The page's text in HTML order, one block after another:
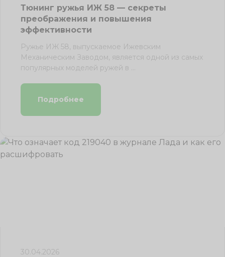
Тюнинг ружья ИЖ 58 — секреты
преображения и повышения
эффективности
Ружье ИЖ 58, выпускаемое Ижевским
Механическим Заводом, является одной из самых
популярных моделей ружей в ...
Подробнее
30.04.2026